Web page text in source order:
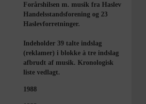
Forårshilsen m. musik fra Haslev
Handelsstandsforening og 23
Haslevforretninger.
Indeholder 39 talte indslag
(reklamer) i blokke à tre indslag
afbrudt af musik. Kronologisk
liste vedlagt.
1988